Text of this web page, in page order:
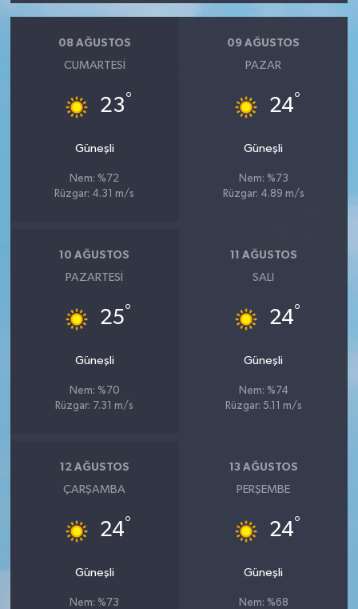
08 AĞUSTOS
CUMARTESI
23°
Güneşli
Nem: %72
Rüzgar: 4.31 m/s
09 AĞUSTOS
PAZAR
24°
Güneşli
Nem: %73
Rüzgar: 4.89 m/s
10 AĞUSTOS
PAZARTESI
25°
Güneşli
Nem: %70
Rüzgar: 7.31 m/s
11 AĞUSTOS
SALI
24°
Güneşli
Nem: %74
Rüzgar: 5.11 m/s
12 AĞUSTOS
ÇARŞAMBA
24°
Güneşli
Nem: %73
13 AĞUSTOS
PERŞEMBE
24°
Güneşli
Nem: %68